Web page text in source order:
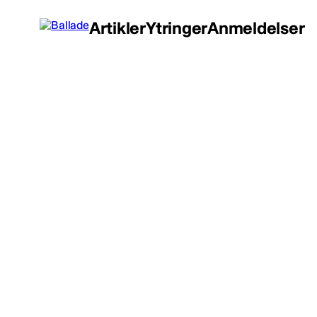
ArtiklerYtringerAnmeldelser